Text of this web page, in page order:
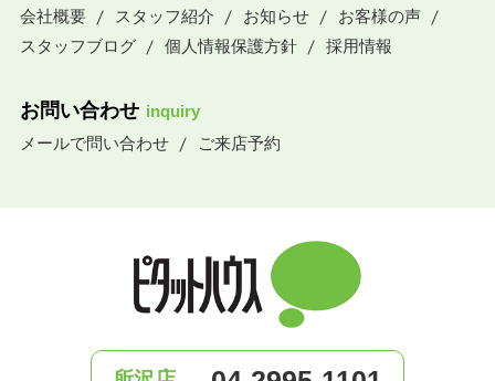
会社概要
スタッフ紹介 お知らせ
お客様の声
スタッフブログ
個人情報保護方針 採用情報
お問い合わせ inquiry
メールで問い合わせ
ご来店予約